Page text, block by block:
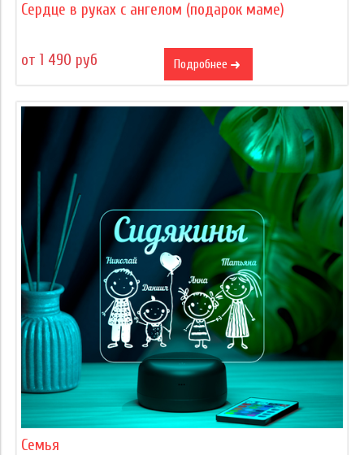
Сердце в руках с ангелом (подарок маме)
от 1 490 руб Подробнее
Семья